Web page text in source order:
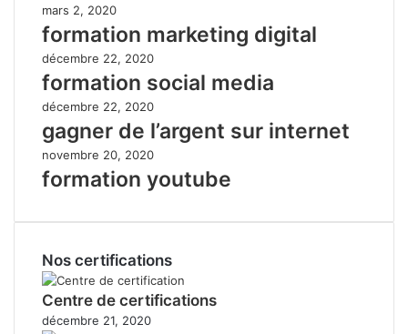
mars 2, 2020
formation marketing digital
décembre 22, 2020
formation social media
décembre 22, 2020
gagner de l’argent sur internet
novembre 20, 2020
formation youtube
Nos certifications
Centre de certifications
décembre 21, 2020